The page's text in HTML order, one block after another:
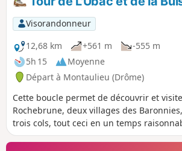
Visorandonneur
12,68 km
+561 m
-555 m
5h 15
Moyenne
Départ à Montaulieu (Drôme)
Cette boucle permet de découvrir et
Rochebrune, deux villages des
trois cols, tout ceci en un temps
randonnée à la journée. Des paysages